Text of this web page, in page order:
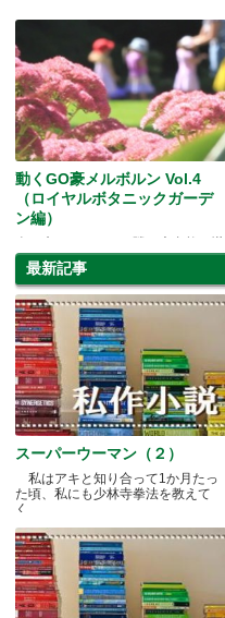
動くGO豪メルボルン Vol.4
（ロイヤルボタニックガーデ
ン編）
能、ロイヤルボタニックガーデン！
最新記事
スーパーウーマン（２）
私はアキと知り合って1か月たっ
た頃、私にも少林寺拳法を教えて
く.....